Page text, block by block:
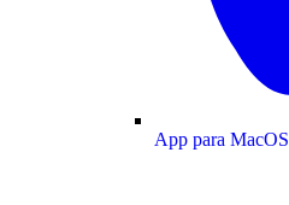
App para MacOS